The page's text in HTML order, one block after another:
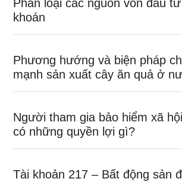
Phân loại các nguồn vốn đầu
khoán
Phương hướng và biện pháp
mạnh sản xuất cây ăn quả ở
Người tham gia bảo hiểm xã
có những quyền lợi gì?
Tài khoản 217 – Bất động sản